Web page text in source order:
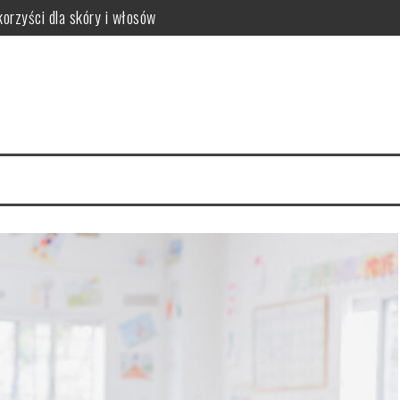
Podstawowe zasady
i przepisy DIY
metody pielęgnacji